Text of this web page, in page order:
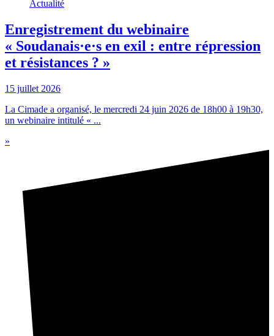
Actualité
Enregistrement du webinaire
« Soudanais·e·s en exil : entre répression
et résistances ? »
15 juillet 2026
La Cimade a organisé, le mercredi 24 juin 2026 de 18h00 à 19h30,
un webinaire intitulé « ...
»